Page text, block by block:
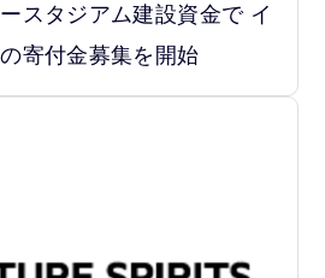
スタジアム建設資金で イ
寄付金募集を開始